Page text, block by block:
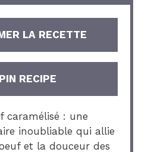
LA RECETTE
PIN RECIPE
caramélisé : une
inoubliable qui allie
et la douceur des